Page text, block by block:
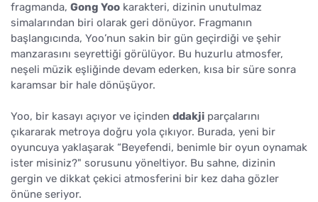
fragmanda, Gong Yoo karakteri, dizinin unutulmaz
simalarından biri olarak geri dönüyor. Fragmanın
başlangıcında, Yoo’nun sakin bir gün geçirdiği ve şehir
manzarasını seyrettiği görülüyor. Bu huzurlu atmosfer,
neşeli müzik eşliğinde devam ederken, kısa bir süre sonra
karamsar bir hale dönüşüyor.
Yoo, bir kasayı açıyor ve içinden ddakji parçalarını
çıkararak metroya doğru yola çıkıyor. Burada, yeni bir
oyuncuya yaklaşarak “Beyefendi, benimle bir oyun oynamak
ister misiniz?" sorusunu yöneltiyor. Bu sahne, dizinin
gergin ve dikkat çekici atmosferini bir kez daha gözler
önüne seriyor.